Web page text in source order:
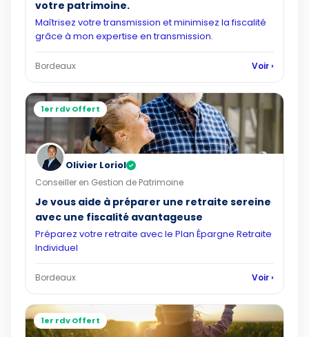
votre patrimoine.
Maîtrisez votre transmission et minimisez la fiscalité
grâce à mon expertise en transmission.
Bordeaux Voir ›
1er rdv Offert
Olivier Loriol ✓
Conseiller en Gestion de Patrimoine
Je vous aide à préparer une retraite sereine
avec une fiscalité avantageuse
Préparez votre retraite avec le Plan Épargne Retraite
Individuel
Bordeaux Voir ›
1er rdv Offert